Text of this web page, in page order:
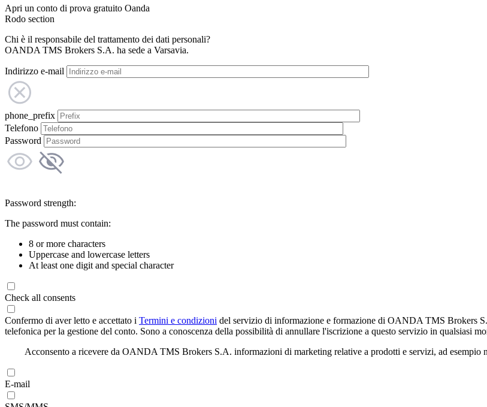
Apri un conto di prova gratuito Oanda
Rodo section
Chi è il responsabile del trattamento dei dati personali?
OANDA TMS Brokers S.A. ha sede a Varsavia.
Indirizzo e-mail
phone_prefix
Telefono
Password
Password strength:
The password must contain:
8 or more characters
Uppercase and lowercase letters
At least one digit and special character
Check all consents
Confermo di aver letto e accettato i Termini e condizioni del servizio di informazione e formazione di OANDA TMS Brokers
telefonica per la gestione del conto. Sono a conoscenza della possibilità di annullare l'iscrizione a questo servizio in qualsiasi
Acconsento a ricevere da OANDA TMS Brokers S.A. informazioni di marketing relative a prodotti e servizi, ad esempio
E-mail